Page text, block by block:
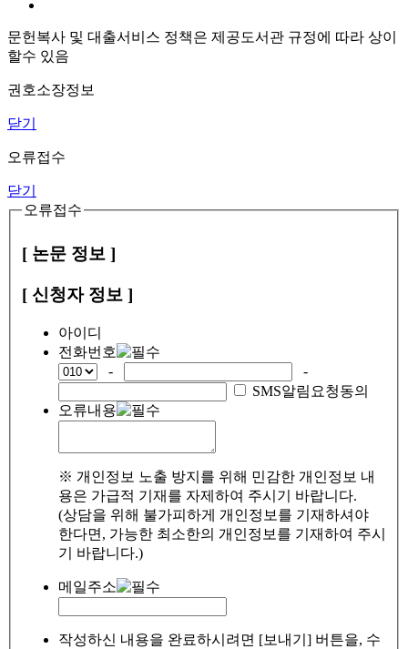
문헌복사 및 대출서비스 정책은 제공도서관 규정에 따라 상이
할수 있음
권호소장정보
닫기
오류접수
닫기
오류접수
[ 논문 정보 ]
[ 신청자 정보 ]
아이디
전화번호
-
-
SMS알림요청동의
오류내용
※ 개인정보 노출 방지를 위해 민감한 개인정보 내
용은 가급적 기재를 자제하여 주시기 바랍니다.
(상담을 위해 불가피하게 개인정보를 기재하셔야
한다면, 가능한 최소한의 개인정보를 기재하여 주시
기 바랍니다.)
메일주소
작성하신 내용을 완료하시려면 [보내기] 버튼을, 수